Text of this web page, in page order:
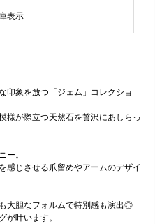
表示
印象を放つ「ジェム」コレクショ
様が際立つ天然石を贅沢にあしらっ
ー。
感じさせる爪留めやアームのデザイ
大胆なフォルムで特別感も演出◎
が叶います。